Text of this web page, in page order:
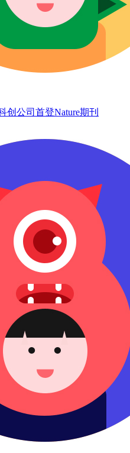
创公司首登Nature期刊